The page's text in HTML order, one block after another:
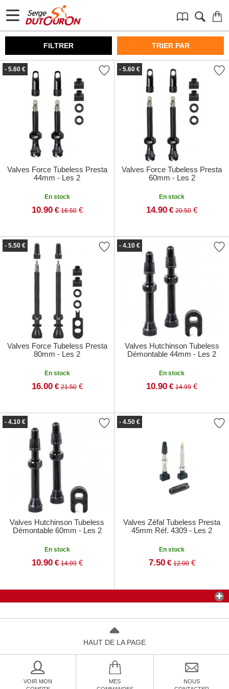
FILTRER TRIER PAR
- 5.60 €
Valves Force Tubeless Presta
44mm - Les 2
En stock
10.90 € 16.50€
- 5.60 €
Valves Force Tubeless Presta
60mm - Les 2
En stock
14.90 € 20.50 €
- 5.50 €
Valves Force Tubeless Presta
80mm - Les 2
En stock
16.00 € 21.50€
- 4.10 €
Valves Hutchinson Tubeless
Démontable 44mm - Les 2
En stock
10.90 € 14.99 €
- 4.10 €
Valves Hutchinson Tubeless
Démontable 60mm - Les 2
En stock
10.90 € 14.99€
- 4.50 €
Valves Zéfal Tubeless Presta
45mm Réf. 4309 - Les 2
En stock
7.50 € 12.00€
HAUT DE LA PAGE
VOIR MON
MES
NOUS